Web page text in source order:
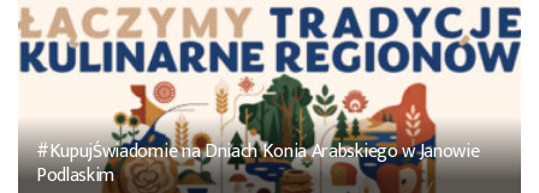
#KupujŚwiadomie na Dniach Konia Arabskiego w Janowie
Podlaskim